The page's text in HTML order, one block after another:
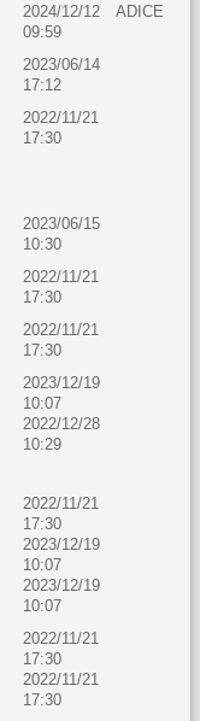
2024/12/12
09:59
ADICE
2023/06/14
17:12
2022/11/21
17:30
2023/06/15
10:30
2022/11/21
17:30
2022/11/21
17:30
2023/12/19
10:07
2022/12/28
10:29
2022/11/21
17:30
2023/12/19
10:07
2023/12/19
10:07
2022/11/21
17:30
2022/11/21
17:30